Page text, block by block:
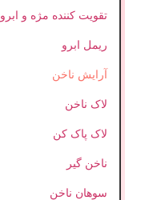
تقویت کننده مژه و ابرو
ریمل ابرو
آرایش ناخن
لاک ناخن
لاک پاک کن
ناخن گیر
سوهان ناخن